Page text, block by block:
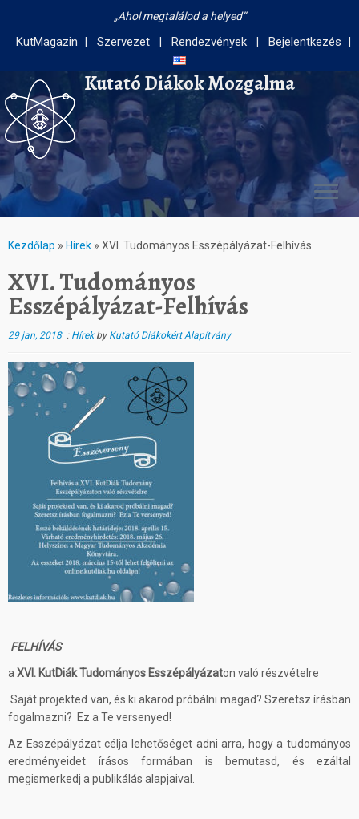
Ahol megtalálod a helyed
KutMagazin Szervezet Rendezvények Bejelentkezés
Kutató Diákok Mozgalma
Kezdőlap » Hírek » XVI. Tudományos Esszépályázat-Felhívás
XVI. Tudományos
Esszépályázat-Felhívás
29 jan, 2018: Hírek by Kutató Diákokért Alapítvány
FELHÍVÁS
a XVI. KutDiák Tudományos Esszépályázaton való részvételre
Saját projekted van, és ki akarod próbálni magad? Szeretsz írásban
fogalmazni? Ez a Te versenyed!
Az Esszépályázat célja lehetőséget adni arra, hogy a tudományos
eredményeidet írásos formában is bemutasd, és ezáltal
megismerkedj a publikálás alapjaival.